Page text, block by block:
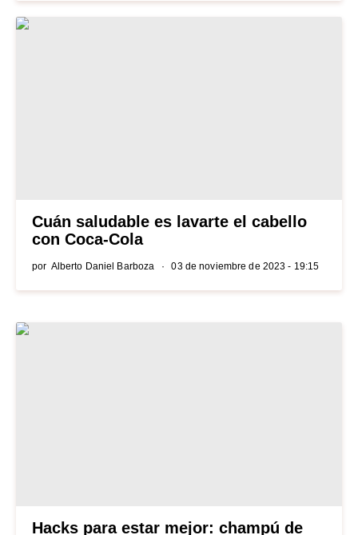
Cuán saludable es lavarte el cabello
con Coca-Cola
por Alberto Daniel Barboza 03 de noviembre de 2023 - 19:15
Hacks para estar mejor: champú de